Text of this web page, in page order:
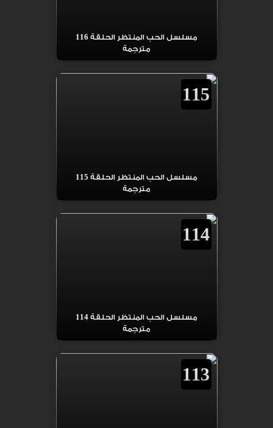
مسلسل الحب المنتظر الحلقة 116
مترجمة
115
مسلسل الحب المنتظر الحلقة 115
مترجمة
114
مسلسل الحب المنتظر الحلقة 114
مترجمة
113